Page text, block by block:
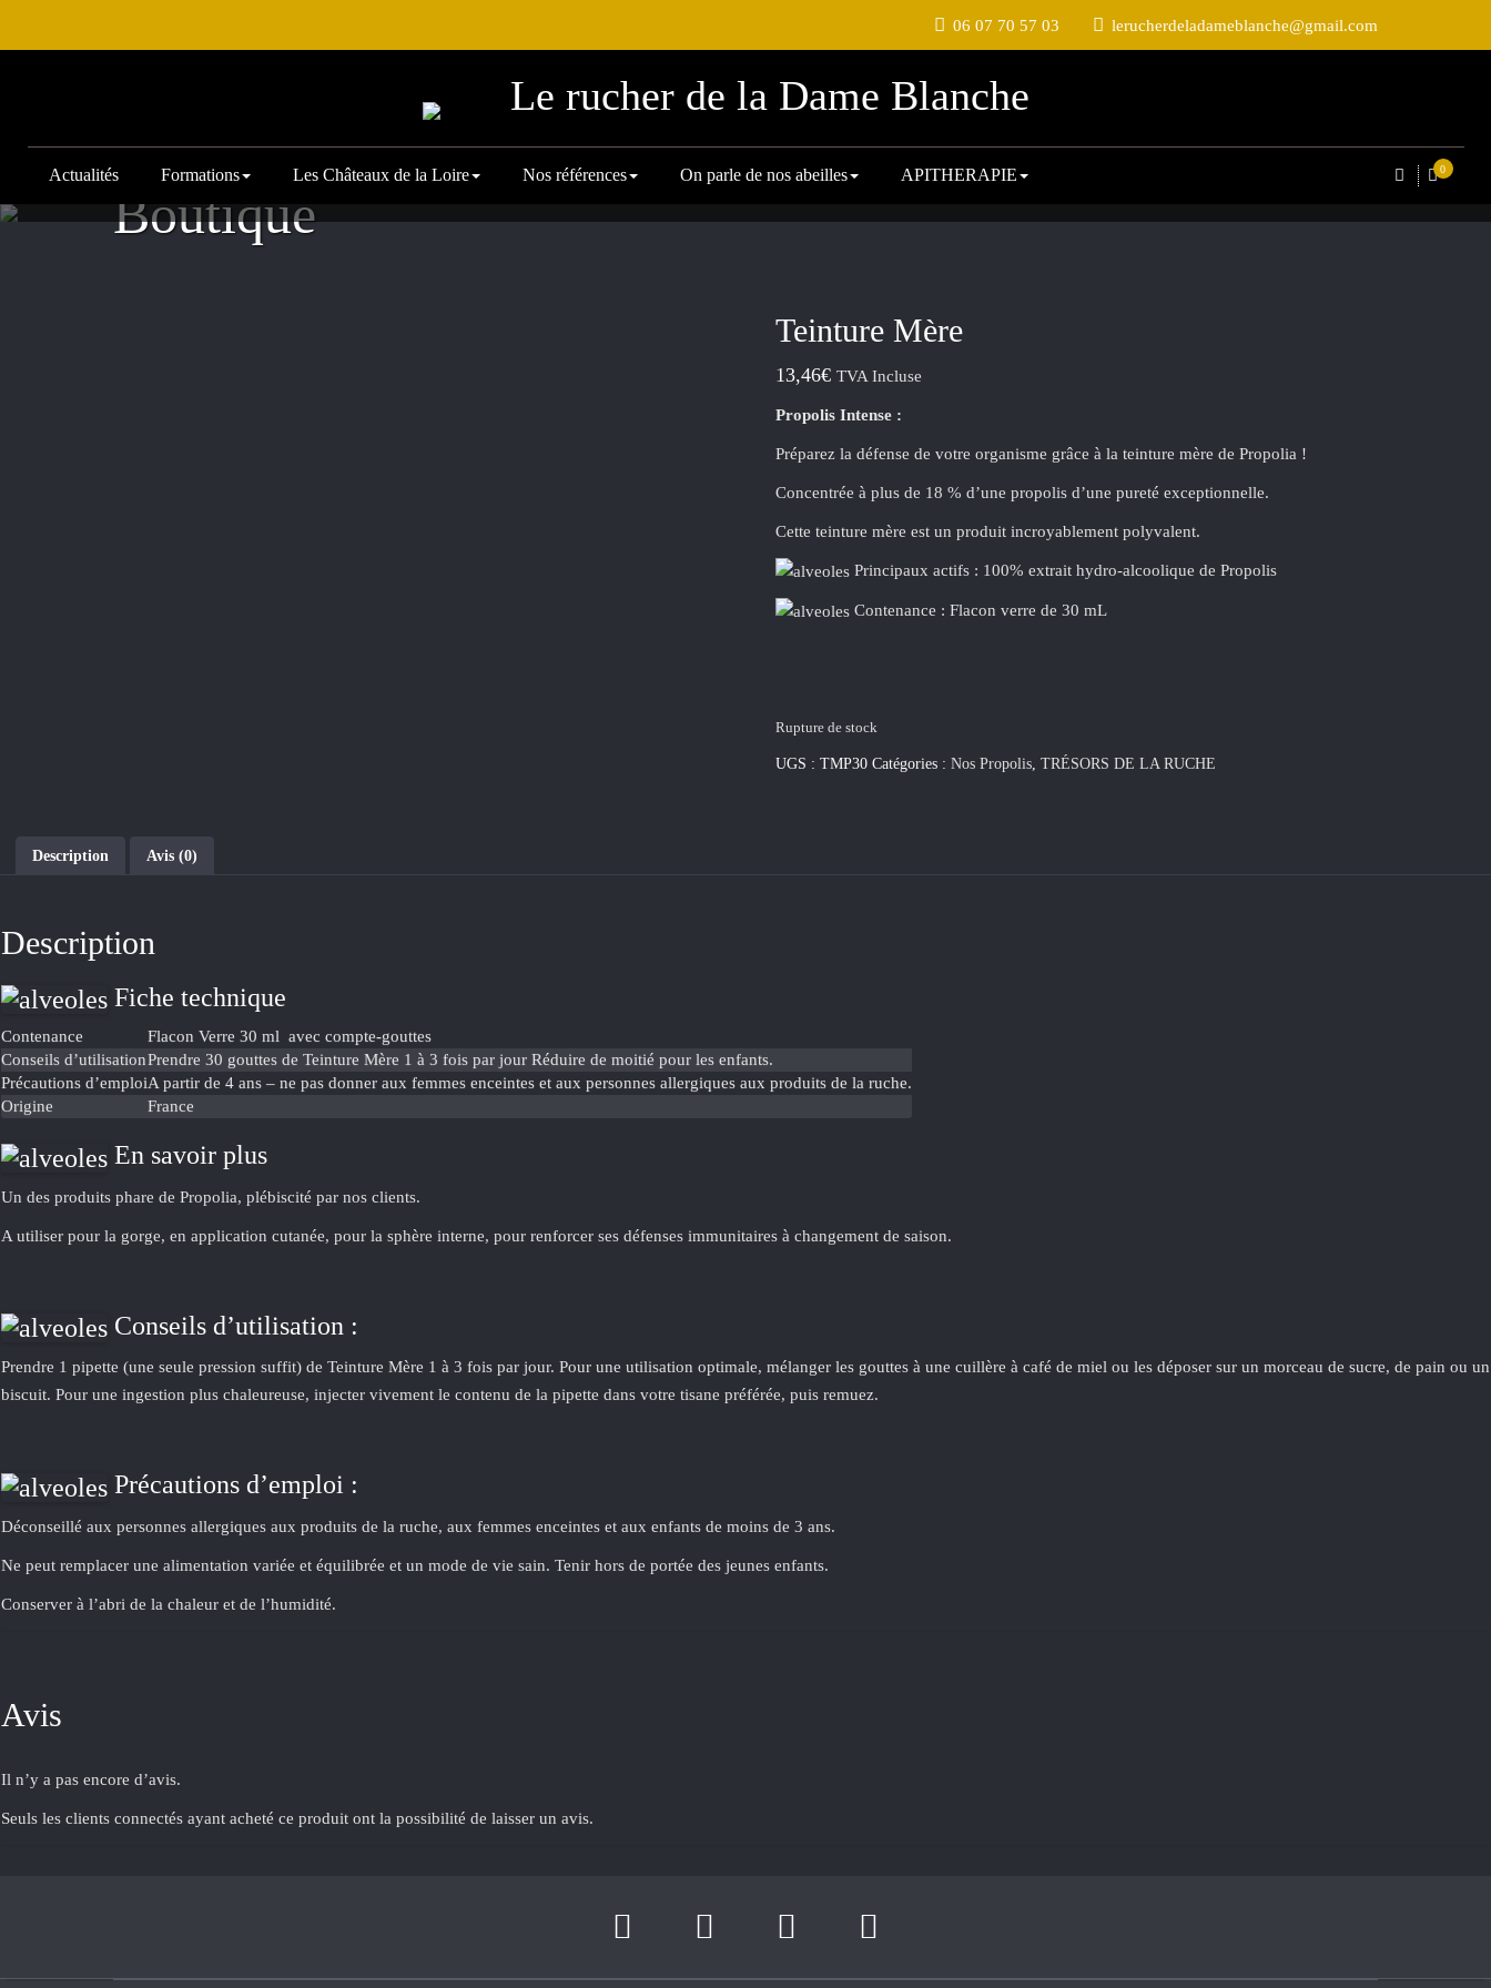
06 07 70 57 03 lerucherdeladameblanche@gmail.com
Le rucher de la Dame Blanche
Actualités Formations Les Châteaux de la Loire Nos références On parle de nos abeilles APITHERAPIE 0
Boutique
Teinture Mère
13,46€ TVA Incluse
Propolis Intense :
Préparez la défense de votre organisme grâce à la teinture mère de Propolia !
Concentrée à plus de 18 % d’une propolis d’une pureté exceptionnelle.
Cette teinture mère est un produit incroyablement polyvalent.
Principaux actifs : 100% extrait hydro-alcoolique de Propolis
Contenance : Flacon verre de 30 mL
Rupture de stock
UGS : TMP30 Catégories : Nos Propolis, TRÉSORS DE LA RUCHE
Description Avis (0)
Description
Fiche technique
Contenance
Flacon Verre 30 ml avec compte-gouttes
Conseils d’utilisationPrendre 30 gouttes de Teinture Mère 1 à 3 fois par jour Réduire de moitié pour les enfants.
Précautions d’emploiA partir de 4 ans – ne pas donner aux femmes enceintes et aux personnes allergiques aux produits de la ruche.
Origine
France
En savoir plus
Un des produits phare de Propolia, plébiscité par nos clients.
A utiliser pour la gorge, en application cutanée, pour la sphère interne, pour renforcer ses défenses immunitaires à changement de saison.
Conseils d’utilisation :
Prendre 1 pipette (une seule pression suffit) de Teinture Mère 1 à 3 fois par jour. Pour une utilisation optimale, mélanger les gouttes à une cuillère à café de miel ou les déposer sur un morceau de sucre, de pain ou un
biscuit. Pour une ingestion plus chaleureuse, injecter vivement le contenu de la pipette dans votre tisane préférée, puis remuez.
Précautions d’emploi :
Déconseillé aux personnes allergiques aux produits de la ruche, aux femmes enceintes et aux enfants de moins de 3 ans.
Ne peut remplacer une alimentation variée et équilibrée et un mode de vie sain. Tenir hors de portée des jeunes enfants.
Conserver à l’abri de la chaleur et de l’humidité.
Avis
Il n’y a pas encore d’avis.
Seuls les clients connectés ayant acheté ce produit ont la possibilité de laisser un avis.